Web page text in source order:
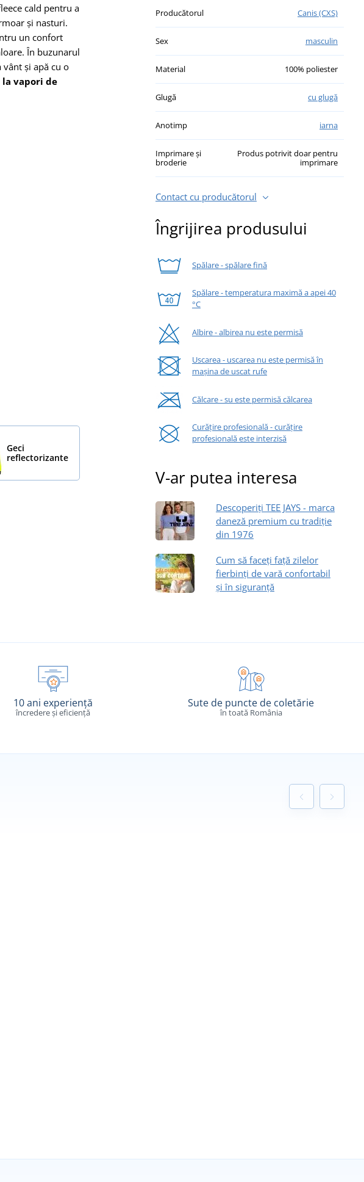
cald pentru a
și nasturi.
un confort
În buzunarul
și apă cu o
vapori de
Geci
reflectorizante
Producătorul Canis (CXS)
Sex masculin
Material 100% poliester
Glugă cu glugă
Anotimp iarna
Imprimare și
broderie
Produs potrivit doar pentru
imprimare
Contact cu producătorul
Îngrijirea produsului
Spălare - spălare fină
Spălare - temperatura maximă a apei 40
°C
Albire - albirea nu este permisă
Uscarea - uscarea nu este permisă în
mașina de uscat rufe
Călcare - su este permisă călcarea
Curățire profesională - curățire
profesională este interzisă
V-ar putea interesa
Descoperiți TEE JAYS - marca
daneză premium cu tradiție
din 1976
Cum să faceți față zilelor
fierbinți de vară confortabil
și în siguranță
10 ani experiență
încredere și eficiență
Sute de puncte de coletărie
în toată România